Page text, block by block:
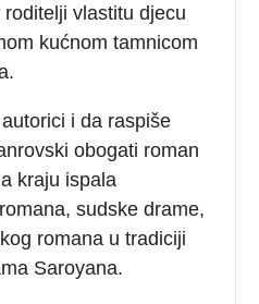
vlastitu djecu
kućnom tamnicom
i da raspiše
obogati roman
kraju ispala
sudske drame,
romana u tradiciji
Saroyana.